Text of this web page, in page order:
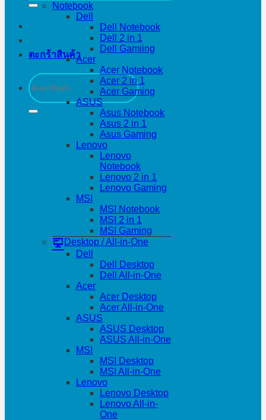
ตะกร้าสินค้า
ค้นหา:
Notebook
Dell
Dell Notebook
Dell 2 in 1
Dell Gamiing
Acer
Acer Notebook
Acer 2 in 1
Acer Gaming
ASUS
Asus Notebook
Asus 2 in 1
Asus Gaming
Lenovo
Lenovo
Notebook
Lenovo 2 in 1
Lenovo Gaming
MSI
MSI Notebook
MSI 2 in 1
MSI Gaming
Desktop / All-in-One
Dell
Dell Desktop
Dell All-in-One
Acer
Acer Desktop
Acer All-in-One
ASUS
ASUS Desktop
ASUS All-in-One
MSI
MSI Desktop
MSI All-in-One
Lenovo
Lenovo Desktop
Lenovo All-in-
One